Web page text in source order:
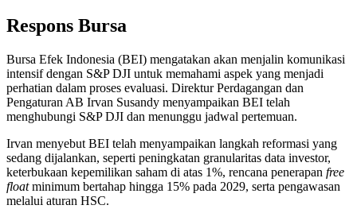
Respons Bursa
Bursa Efek Indonesia (BEI) mengatakan akan menjalin komunikasi
intensif dengan S&P DJI untuk memahami aspek yang menjadi
perhatian dalam proses evaluasi. Direktur Perdagangan dan
Pengaturan AB Irvan Susandy menyampaikan BEI telah
menghubungi S&P DJI dan menunggu jadwal pertemuan.
Irvan menyebut BEI telah menyampaikan langkah reformasi yang
sedang dijalankan, seperti peningkatan granularitas data investor,
keterbukaan kepemilikan saham di atas 1%, rencana penerapan free
floatminimum bertahap hingga 15% pada 2029, serta pengawasan
melalui aturan HSC.